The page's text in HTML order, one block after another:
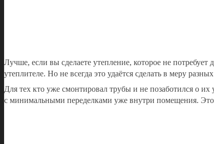
Лучше, если вы сделаете утепление, которое не
утеплителе. Но не всегда это удаётся сделать в меру
Для тех кто уже смонтировал трубы и не позаботился о
с минимальными переделками уже внутри помещения.